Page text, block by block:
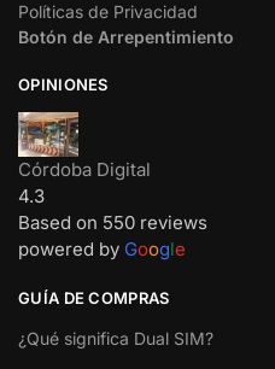
Políticas de Privacidad
Botón de Arrepentimiento
OPINIONES
Córdoba Digital
4.3
Based on 550 reviews
powered by Google
GUÍA DE COMPRAS
¿Qué significa Dual SIM?